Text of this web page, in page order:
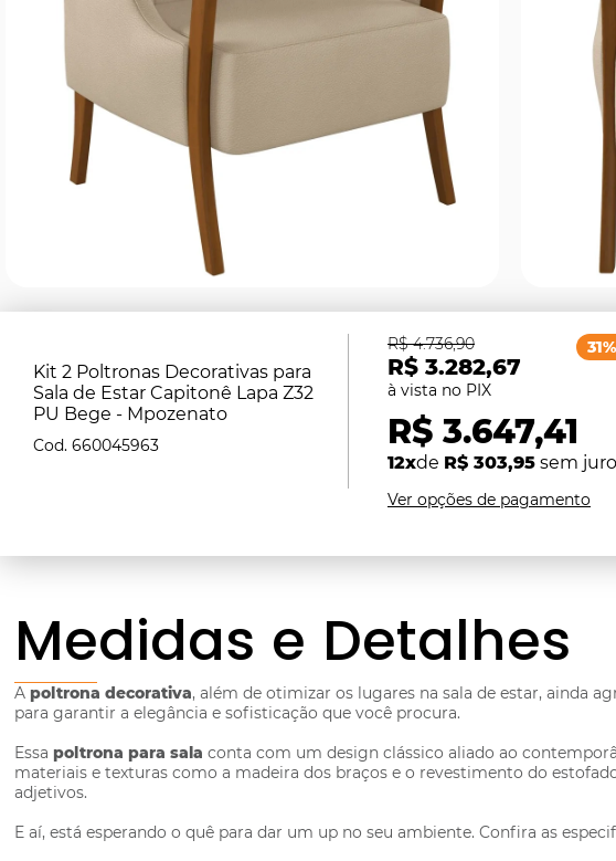
Kit 2 Poltronas Decorativas para
Sala de Estar Capitonê Lapa Z32
PU Bege - Mpozenato
660045963
R$ 3.282,67
R$ 4.736,90
R$ 3.647,41
12xde R$ 303,95 sem
Ver opções de pagamento
Medidas e Detalhes
Apoltrona decorativa, além de otimizar os lugares na sala de estar, ainda
para garantir a elegância e sofisticação que você procura.
Essapoltrona para sala conta com um design clássico aliado ao
materiais e texturas como a madeira dos braços e o revestimento do
adjetivos.
E aí, está esperando o quê para dar um up no seu ambiente. Confira as